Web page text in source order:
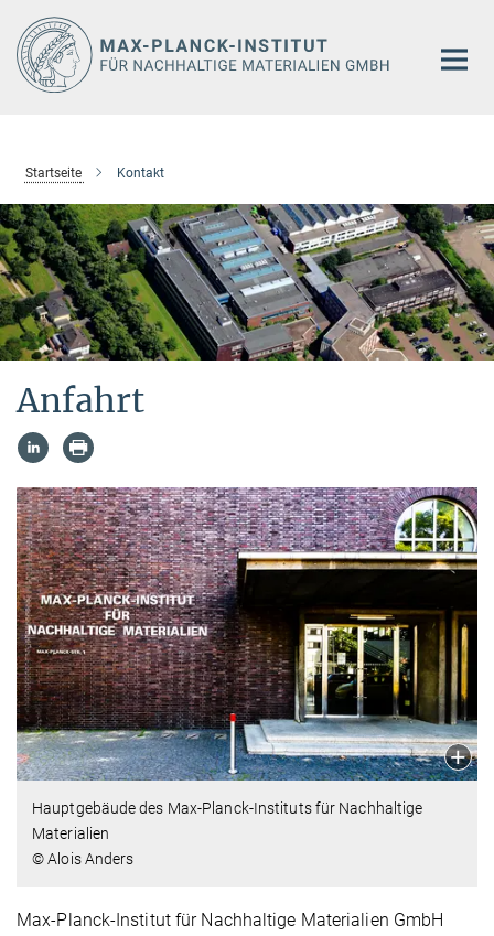
Hauptinhalt
Startseite Kontakt
Anfahrt
Hauptgebäude des Max-Planck-Instituts für Nachhaltige
Materialien
© Alois Anders
Max-Planck-Institut für Nachhaltige Materialien GmbH